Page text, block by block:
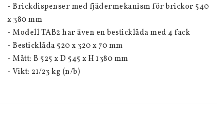
- Brickdispenser med fjädermekanism för brickor 540
x 380 mm
- Modell TAB2 har även en besticklåda med 4 fack
- Besticklåda 520 x 320 x 70 mm
- Mått: B 525 x D 545 x H 1380 mm
- Vikt: 21/23 kg (n/b)